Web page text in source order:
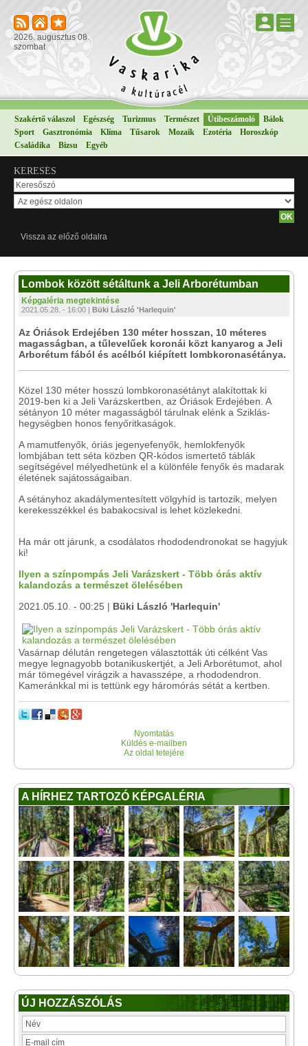
2026. augusztus 08.
szombat
Szakértő válaszol Egészség Turizmus Természet Útibeszámoló
Bálok
Sport
Gasztronómia Klíma Tűsarok Mozaik Ezotéria
Horoszkóp
Családika
Bizsu Egyéb
KERESÉS
Vissza az előző oldalra
Lombok között sétáltunk a Jeli Arborétumban
Képgaléria megtekintése
2021.05.28. - 16:00 | Büki László 'Harlequin'
Az Óriások Erdejében 130 méter hosszan, 10 méteres
magasságban, a tűlevelűek koronái közt kanyarog a Jeli
Arborétum fából és acélból kiépített lombkoronasétánya.
Közel 130 méter hosszú lombkoronasétányt alakítottak ki
2019-ben ki a Jeli Varázskertben, az Óriások Erdejében. A
sétányon 10 méter magasságból tárulnak elénk a Sziklás-
hegységben honos fenyőritkaságok.
A mamutfenyők, óriás jegenyefenyők, hemlokfenyők
lombjában tett séta közben QR-kódos ismertető táblák
segítségével mélyedhetünk el a különféle fenyők és madarak
életének sajátosságaiban.
A sétányhoz akadálymentesített völgyhíd is tartozik, melyen
kerekesszékkel és babakocsival is lehet közlekedni.
Ha már ott járunk, a csodálatos rhododendronokat se hagyjuk
ki!
Ilyen a színpompás Jeli Varázskert - Több órás aktív
kalandozás a természet ölelésében
2021.05.10. - 00:25 | Büki László 'Harlequin'
Vasárnap délután rengetegen választották úti célként Vas
megye legnagyobb botanikuskertjét, a Jeli Arborétumot, ahol
már tömegével virágzik a havasszépe, a rhododendron.
Kameránkkal mi is tettünk egy háromórás sétát a kertben.
Nyomtatás
Küldés e-mailben
Az oldal tetejére
A HÍRHEZ TARTOZÓ KÉPGALÉRIA
ÚJ HOZZÁSZÓLÁS